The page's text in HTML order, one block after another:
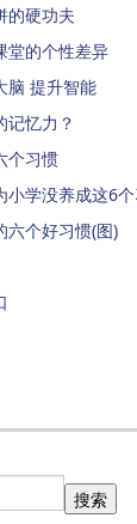
的硬功夫
堂的个性差异
脑 提升智能
记忆力？
个习惯
学没养成这6个
六个好习惯(图)